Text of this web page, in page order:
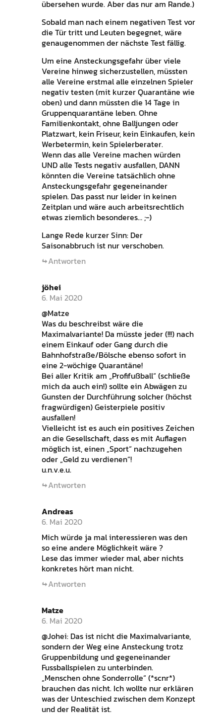
übersehen wurde. Aber das nur am Rande.)
Sobald man nach einem negativen Test vor
die Tür tritt und Leuten begegnet, wäre
genaugenommen der nächste Test fällig.
Um eine Ansteckungsgefahr über viele
Vereine hinweg sicherzustellen, müssten
alle Vereine erstmal alle einzelnen Spieler
negativ testen (mit kurzer Quarantäne wie
oben) und dann müssten die 14 Tage in
Gruppenquarantäne leben. Ohne
Familienkontakt, ohne Balljungen oder
Platzwart, kein Friseur, kein Einkaufen, kein
Werbetermin, kein Spielerberater.
Wenn das alle Vereine machen würden
UND alle Tests negativ ausfallen, DANN
könnten die Vereine tatsächlich ohne
Ansteckungsgefahr gegeneinander
spielen. Das passt nur leider in keinen
Zeitplan und wäre auch arbeitsrechtlich
etwas ziemlich besonderes… ;-)
Lange Rede kurzer Sinn: Der
Saisonabbruch ist nur verschoben.
Antworten
jöhei
6. Mai 2020
@Matze
Was du beschreibst wäre die
Maximalvariante! Da müsste jeder (!!!) nach
einem Einkauf oder Gang durch die
Bahnhofstraße/Bölsche ebenso sofort in
eine 2-wöchige Quarantäne!
Bei aller Kritik am „Profifußball“ (schließe
mich da auch ein!) sollte ein Abwägen zu
Gunsten der Durchführung solcher (höchst
fragwürdigen) Geisterpiele positiv
ausfallen!
Vielleicht ist es auch ein positives Zeichen
an die Gesellschaft, dass es mit Auflagen
möglich ist, einen „Sport“ nachzugehen
oder „Geld zu verdienen“!
u.n.v.e.u.
Antworten
Andreas
6. Mai 2020
Mich würde ja mal interessieren was den
so eine andere Möglichkeit wäre ?
Lese das immer wieder mal, aber nichts
konkretes hört man nicht.
Antworten
Matze
6. Mai 2020
@Johei: Das ist nicht die Maximalvariante,
sondern der Weg eine Ansteckung trotz
Gruppenbildung und gegeneinander
Fussballspielen zu unterbinden.
„Menschen ohne Sonderrolle“ (*scnr*)
brauchen das nicht. Ich wollte nur erklären
was der Unteschied zwischen dem Konzept
und der Realität ist.